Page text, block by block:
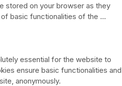
stored on your browser as they
basic functionalities of the ...
essential for the website to
ensure basic functionalities and
anonymously.